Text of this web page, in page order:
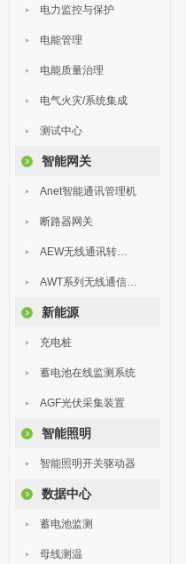
电力监控与保护
电能管理
电能质量治理
电气火灾/系统集成
测试中心
智能网关
Anet智能通讯管理机
断路器网关
AEW无线通讯转换器
AWT系列无线通信终端
新能源
充电桩
蓄电池在线监测系统
AGF光伏采集装置
智能照明
智能照明开关驱动器
数据中心
蓄电池监测
母线测温